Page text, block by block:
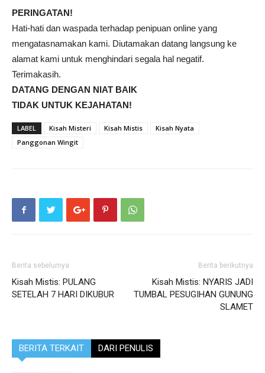
PERINGATAN!
Hati-hati dan waspada terhadap penipuan online yang
mengatasnamakan kami. Diutamakan datang langsung ke
alamat kami untuk menghindari segala hal negatif.
Terimakasih.
DATANG DENGAN NIAT BAIK
TIDAK UNTUK KEJAHATAN!
LABEL Kisah Misteri Kisah Mistis
Kisah Nyata
Panggonan Wingit
Berita sebelumya
Kisah Mistis: PULANG
SETELAH 7 HARI DIKUBUR
Berita berikutnya
Kisah Mistis: NYARIS JADI
TUMBAL PESUGIHAN GUNUNG
SLAMET
BERITA TERKAIT DARI PENULIS